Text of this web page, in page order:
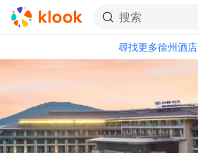
搜索
尋找更多徐州酒店